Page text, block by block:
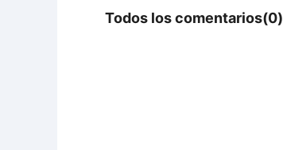
Todos los comentarios(0)